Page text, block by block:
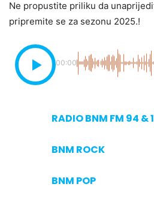
Ne propustite priliku da
pripremite se za sezonu 2025.!
00:00
RADIO BNM FM 94 &
BNM ROCK
BNM POP